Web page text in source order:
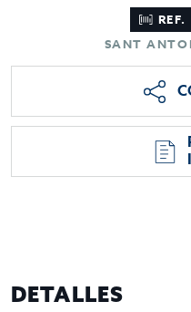
SANT
DETALLES